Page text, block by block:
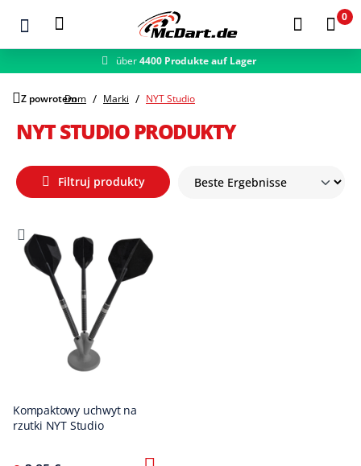
Zum Hauptinhalt springen
0
über4400 Produkte auf Lager
Z powrotemDom Marki NYT Studio
NYT STUDIO PRODUKTY
Filtruj produkty
Kompaktowy uchwyt na
rzutki NYT Studio